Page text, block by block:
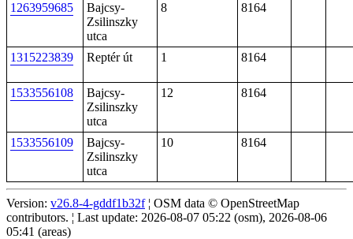
1263959685
Bajcsy-
Zsilinszky
utca
8 8164
1315223839 Reptér út 1 8164
1533556108
Bajcsy-
Zsilinszky
utca
12 8164
1533556109
Bajcsy-
Zsilinszky
utca
10 8164
Version: v26.8-4-gddf1b32f¦ OSM data © OpenStreetMap
contributors. ¦ Last update: 2026-08-07 05:22 (osm), 2026-08-06
05:41 (areas)